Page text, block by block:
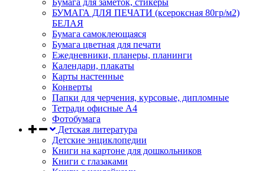
Бумага для заметок, стикеры
БУМАГА ДЛЯ ПЕЧАТИ (ксероксная 80гр/м2)
БЕЛАЯ
Бумага самоклеющаяся
Бумага цветная для печати
Ежедневники, планеры, планинги
Календари, плакаты
Карты настенные
Конверты
Папки для черчения, курсовые, дипломные
Тетради офисные А4
Фотобумага
Детская литература
Детские энциклопедии
Книги на картоне для дошкольников
Книги с глазаками